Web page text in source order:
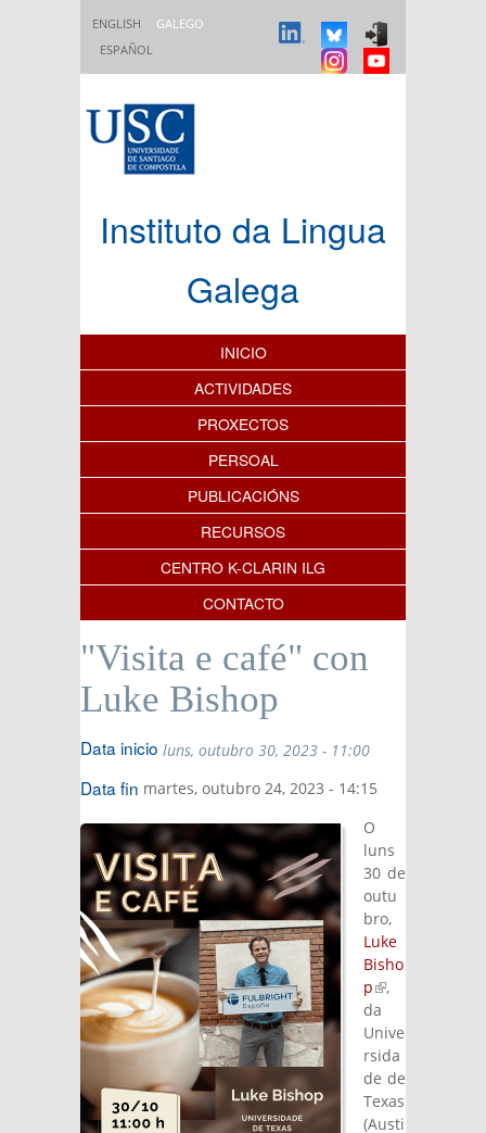
ENGLISH
GALEGO
ESPAÑOL
Instituto da Lingua
Galega
Índice de contidos
INICIO
ACTIVIDADES
PROXECTOS
PERSOAL
PUBLICACIÓNS
RECURSOS
CENTRO K-CLARIN ILG
CONTACTO
"Visita e café" con
Luke Bishop
Data inicio luns, outubro 30, 2023 - 11:00
Data fin martes, outubro 24, 2023 - 14:15
O
luns
30 de
outu
bro,
Luke
Bisho
p(link is
external)
,
da
Unive
rsida
de de
Texas
(Austi